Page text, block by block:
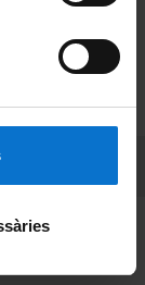
i termes
UBtv